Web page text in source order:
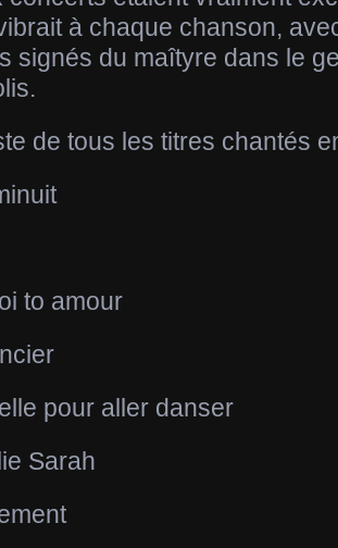
à chaque chanson,
signés du maîtyre dans le
de tous les titres chantés
to amour
pour aller danser
Sarah